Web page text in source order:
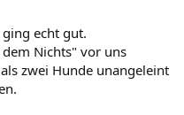
echt gut.
Nichts" vor uns
zwei Hunde unangeleint